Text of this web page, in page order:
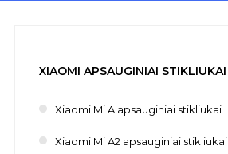
XIAOMI APSAUGINIAI STIKLIUKAI
Xiaomi Mi A apsauginiai stikliukai
Xiaomi Mi A2 apsauginiai stikliukai